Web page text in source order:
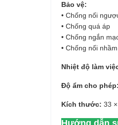
Bảo vệ:
• Chống nối
• Chống quá áp
• Chống ngắn
• Chống nối
Nhiệt độ làm
Độ ẩm cho phép:
Kích thước: 33
Hướng dẫn